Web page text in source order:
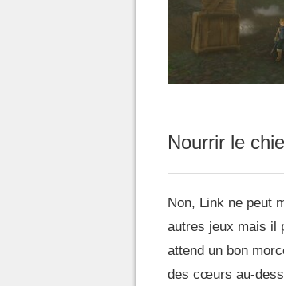
Nourrir le
Non, Link ne peut
autres jeux mais il
attend un bon
des cœurs au-